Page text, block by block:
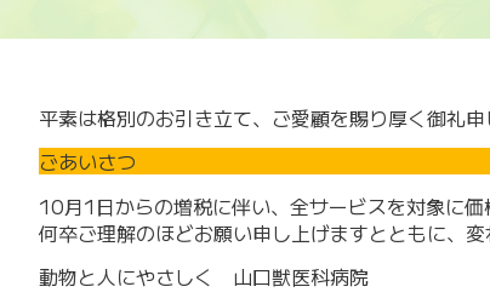
平素は格別のお引き立て、ご愛顧を賜り厚く御礼申
ごあいさつ
10月1日からの増税に伴い、全サービスを対象に
何卒ご理解のほどお願い申し上げますとともに、
動物と人にやさしく 山口獣医科病院